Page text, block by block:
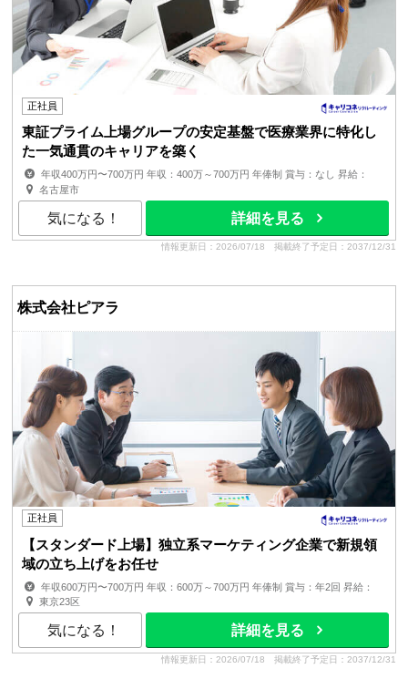
正社員
東証プライム上場グループの安定基盤で医療業界に特化し
た一気通貫のキャリアを築く
年収400万円〜700万円 年収：400万～700万円 年俸制 賞与：なし 昇給：
有 ■経験、スキル、年齢を考慮の上、同社規定により優遇 残業手...
名古屋市
気になる！ 詳細を見る
情報更新日：2026/07/18 掲載終了予定日：2037/12/31
株式会社ピアラ
正社員
【スタンダード上場】独立系マーケティング企業で新規領
域の立ち上げをお任せ
年収600万円〜700万円 年収：600万～700万円 年俸制 賞与：年2回 昇給：
年2回 ■経験、スキル、年齢を考慮の上、同社規定により優遇 ...
東京23区
気になる！ 詳細を見る
情報更新日：2026/07/18 掲載終了予定日：2037/12/31